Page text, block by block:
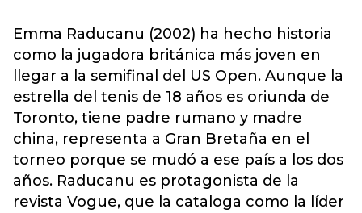
Emma Raducanu (2002) ha hecho historia
como la jugadora británica más joven en
llegar a la semifinal del US Open. Aunque la
estrella del tenis de 18 años es oriunda de
Toronto, tiene padre rumano y madre
china, representa a Gran Bretaña en el
torneo porque se mudó a ese país a los dos
años. Raducanu es protagonista de la
revista Vogue, que la cataloga como la líder